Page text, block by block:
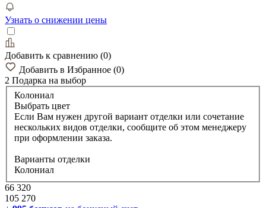
Узнать о снижении цены
Добавить к сравнению (0)
Добавить в Избранное (0)
2 Подарка на выбор
Колониал
Выбрать цвет
Если Вам нужен другой вариант отделки или сочетание
нескольких видов отделки, сообщите об этом менеджеру
при оформлении заказа.
Варианты отделки
Колониал
66 320
105 270